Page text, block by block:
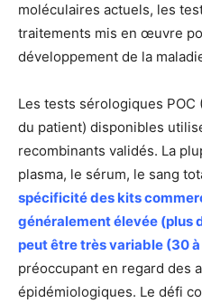
moléculaires actuels, les
traitements mis en œuvre
développement de la
Les tests sérologiques POC
du patient) disponibles
recombinants validés. La
plasma, le sérum, le sang
spécificité des kits
généralement élevée (plus
peut être très variable (30 à
préoccupant en regard des
épidémiologiques. Le défi